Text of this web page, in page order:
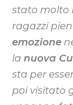
stato molto
ragazzi
emozione
la nuova
sta per
poi visitato